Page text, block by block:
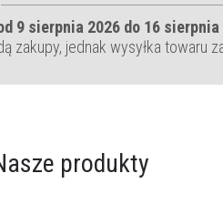
9 sierpnia 2026 do 16 sierpnia
zakupy, jednak wysyłka towaru
produkty